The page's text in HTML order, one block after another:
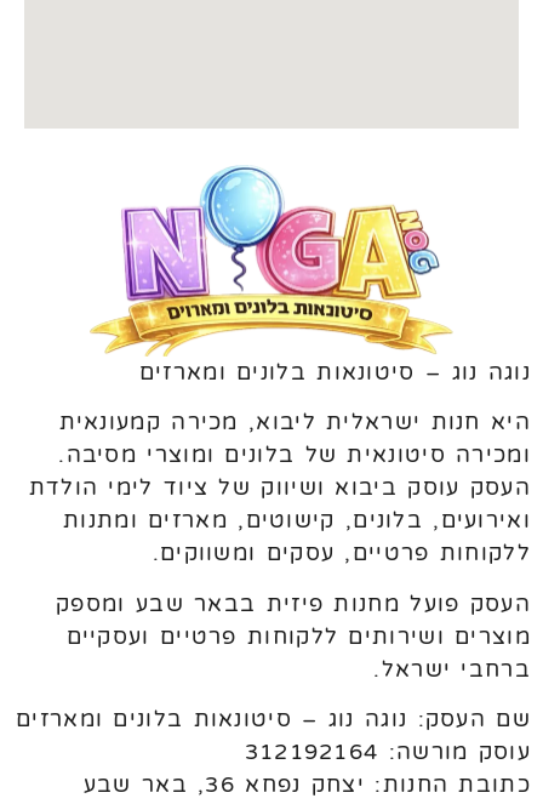
נוגה נוג – סיטונאות בלונים ומארזים
היא חנות ישראלית ליבוא, מכירה קמעונאית
ומכירה סיטונאית של בלונים ומוצרי מסיבה.
העסק עוסק ביבוא ושיווק של ציוד לימי הולדת
ואירועים, בלונים, קישוטים, מארזים ומתנות
ללקוחות פרטיים, עסקים ומשווקים.
העסק פועל מחנות פיזית בבאר שבע ומספק
מוצרים ושירותים ללקוחות פרטיים ועסקיים
ברחבי ישראל.
שם העסק: נוגה נוג – סיטונאות בלונים ומארזים
עוסק מורשה: 312192164
כתובת החנות: יצחק נפחא 36, באר שבע